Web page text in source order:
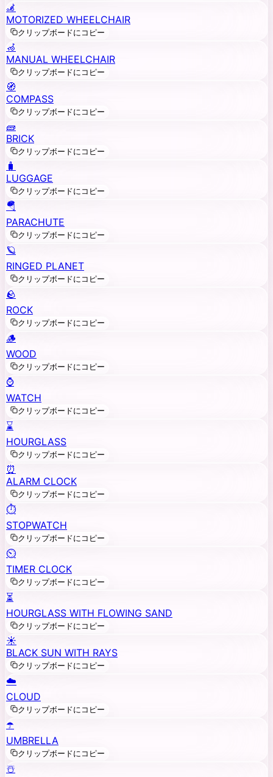
🦼
MOTORIZED WHEELCHAIR
クリップボードにコピー
🦽
MANUAL WHEELCHAIR
クリップボードにコピー
🧭
COMPASS
クリップボードにコピー
🧱
BRICK
クリップボードにコピー
🧳
LUGGAGE
クリップボードにコピー
🪂
PARACHUTE
クリップボードにコピー
🪐
RINGED PLANET
クリップボードにコピー
🪨
ROCK
クリップボードにコピー
🪵
WOOD
クリップボードにコピー
⌚
WATCH
クリップボードにコピー
⌛
HOURGLASS
クリップボードにコピー
⏰
ALARM CLOCK
クリップボードにコピー
⏱️
STOPWATCH
クリップボードにコピー
⏲️
TIMER CLOCK
クリップボードにコピー
⏳
HOURGLASS WITH FLOWING SAND
クリップボードにコピー
☀️
BLACK SUN WITH RAYS
クリップボードにコピー
☁️
CLOUD
クリップボードにコピー
☂️
UMBRELLA
クリップボードにコピー
☃️